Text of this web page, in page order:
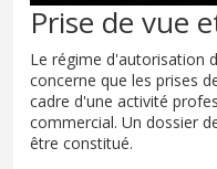
Prise de vue
Le régime d'autorisation
concerne que les prises
cadre d'une activité
commercial. Un dossier
être constitué.